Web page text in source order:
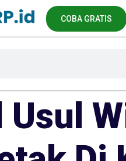
COBA GRATIS
Usul